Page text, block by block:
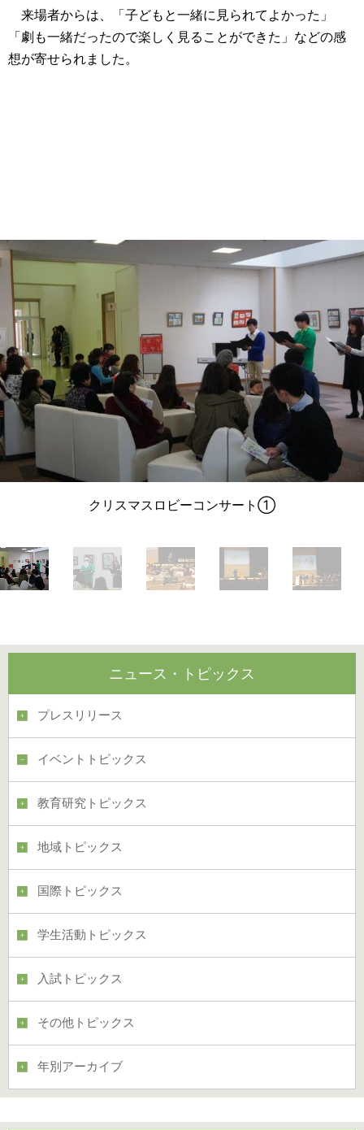
来場者からは、「子どもと一緒に見られてよかった」
「劇も一緒だったので楽しく見ることができた」などの感
想が寄せられました。
クリスマスロビーコンサート①
ニュース・トピックス
プレスリリース
イベントトピックス
教育研究トピックス
地域トピックス
国際トピックス
学生活動トピックス
入試トピックス
その他トピックス
年別アーカイブ